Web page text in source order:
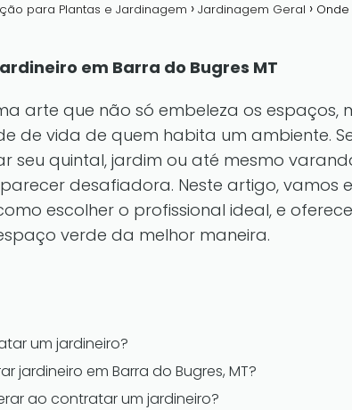
para Plantas e Jardinagem Jardinagem Geral
em Barra do Bugres MT
arte que não só embeleza os
de vida de quem habita um ambiente.
seu quintal, jardim ou até mesmo
desafiadora. Neste artigo, vamos
escolher o profissional ideal, e
verde da melhor maneira.
um jardineiro?
jardineiro em Barra do Bugres, MT?
ao contratar um jardineiro?